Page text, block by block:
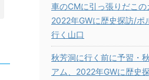
車のCMに引っ張りだこの
2022年GWに歴史探訪/ポ
行く山口
秋芳洞に行く前に予習・
アム、2022年GWに歴史